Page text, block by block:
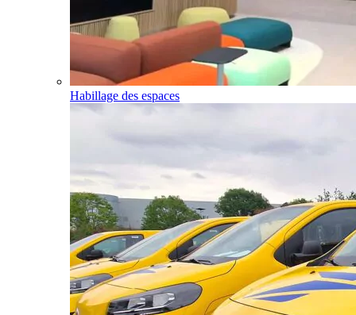
Habillage des espaces